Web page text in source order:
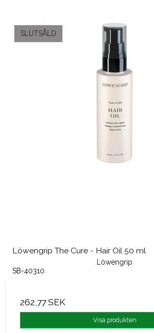
SLUTSÅLD
Löwengrip The Cure - Hair Oil 50 ml
Löwengrip
SB-40310
262,77 SEK
Visa produkten